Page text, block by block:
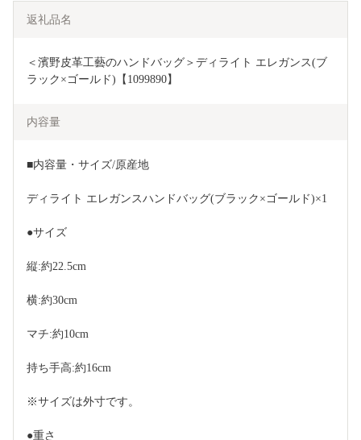
返礼品名
＜濱野皮革工藝のハンドバッグ＞ディライト エレガンス(ブ
ラック×ゴールド)【1099890】
内容量
■内容量・サイズ/原産地
ディライト エレガンスハンドバッグ(ブラック×ゴールド)×1
●サイズ
縦:約22.5cm
横:約30cm
マチ:約10cm
持ち手高:約16cm
※サイズは外寸です。
●重さ